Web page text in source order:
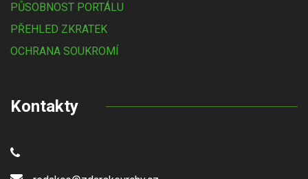
PŮSOBNOST PORTÁLU
PŘEHLED ZKRATEK
OCHRANA SOUKROMÍ
Kontakty